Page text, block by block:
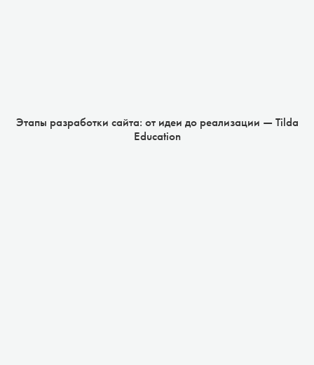
Этапы разработки сайта: от идеи до реализации — Tilda
Education